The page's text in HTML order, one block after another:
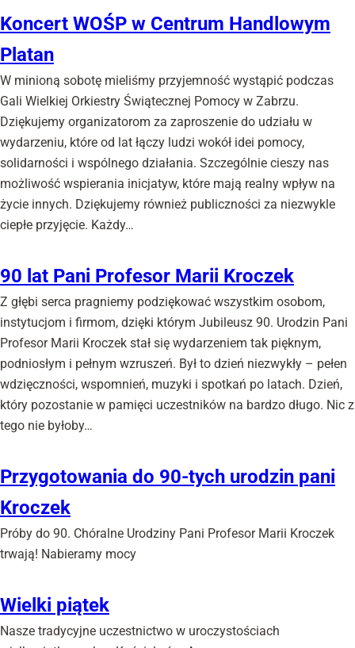
Koncert WOŚP w Centrum Handlowym
Platan
W minioną sobotę mieliśmy przyjemność wystąpić podczas
Gali Wielkiej Orkiestry Świątecznej Pomocy w Zabrzu.
Dziękujemy organizatorom za zaproszenie do udziału w
wydarzeniu, które od lat łączy ludzi wokół idei pomocy,
solidarności i wspólnego działania. Szczególnie cieszy nas
możliwość wspierania inicjatyw, które mają realny wpływ na
życie innych. Dziękujemy również publiczności za niezwykle
ciepłe przyjęcie. Każdy…
90 lat Pani Profesor Marii Kroczek
Z głębi serca pragniemy podziękować wszystkim osobom,
instytucjom i firmom, dzięki którym Jubileusz 90. Urodzin Pani
Profesor Marii Kroczek stał się wydarzeniem tak pięknym,
podniosłym i pełnym wzruszeń. Był to dzień niezwykły – pełen
wdzięczności, wspomnień, muzyki i spotkań po latach. Dzień,
który pozostanie w pamięci uczestników na bardzo długo. Nic z
tego nie byłoby…
Przygotowania do 90-tych urodzin pani
Kroczek
Próby do 90. Chóralne Urodziny Pani Profesor Marii Kroczek
trwają! Nabieramy mocy
Wielki piątek
Nasze tradycyjne uczestnictwo w uroczystościach